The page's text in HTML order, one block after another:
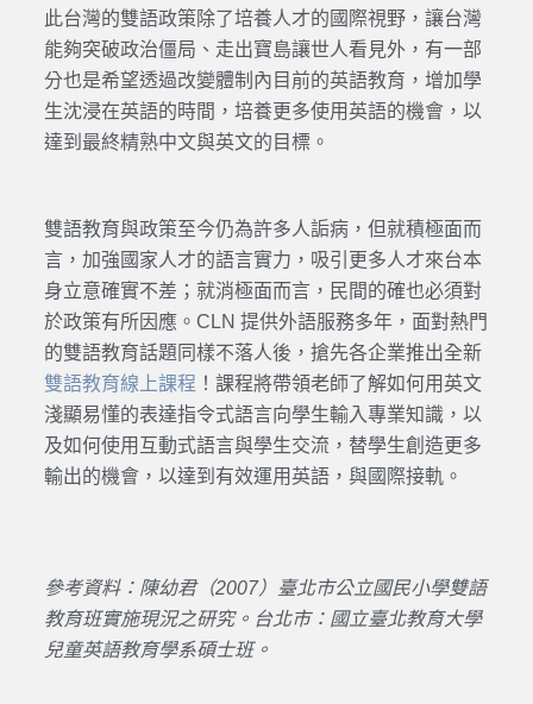
此台灣的雙語政策除了培養人才的國際視野，讓台灣
能夠突破政治僵局、走出寶島讓世人看見外，有一部
分也是希望透過改變體制內目前的英語教育，增加學
生沈浸在英語的時間，培養更多使用英語的機會，以
達到最終精熟中文與英文的目標。
雙語教育與政策至今仍為許多人詬病，但就積極面而
言，加強國家人才的語言實力，吸引更多人才來台本
身立意確實不差；就消極面而言，民間的確也必須對
於政策有所因應。CLN 提供外語服務多年，面對熱門
的雙語教育話題同樣不落人後，搶先各企業推出全新
雙語教育線上課程 ！課程將帶領老師了解如何用英文
淺顯易懂的表達指令式語言向學生輸入專業知識，以
及如何使用互動式語言與學生交流，替學生創造更多
輸出的機會，以達到有效運用英語，與國際接軌。
參考資料：陳幼君（2007）臺北市公立國民小學雙語
教育班實施現況之研究。台北市：國立臺北教育大學
兒童英語教育學系碩士班。